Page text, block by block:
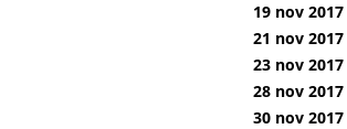
19 nov 2017
21 nov 2017
23 nov 2017
28 nov 2017
30 nov 2017